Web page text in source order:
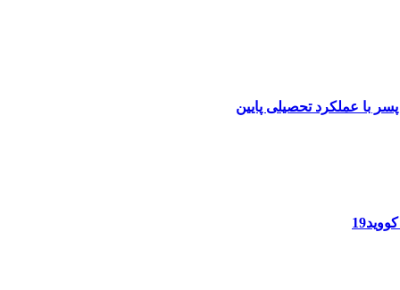
با عملکرد تحصیلی پایین